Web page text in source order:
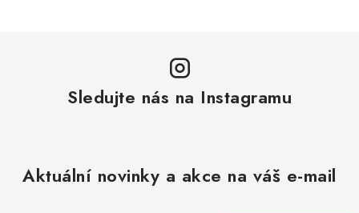
Sledujte nás na Instagramu
Aktuální novinky a akce na váš e-mail